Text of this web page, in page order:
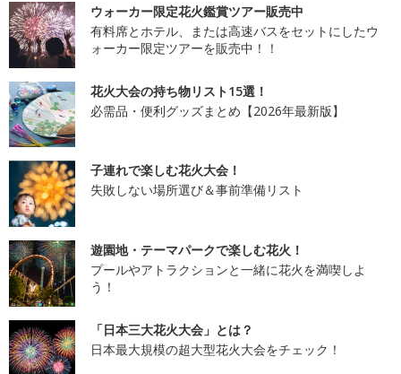
ウォーカー限定花火鑑賞ツアー販売中
有料席とホテル、または高速バスをセットにしたウ
ォーカー限定ツアーを販売中！！
花火大会の持ち物リスト15選！
必需品・便利グッズまとめ【2026年最新版】
子連れで楽しむ花火大会！
失敗しない場所選び＆事前準備リスト
遊園地・テーマパークで楽しむ花火！
プールやアトラクションと一緒に花火を満喫しよ
う！
「日本三大花火大会」とは？
日本最大規模の超大型花火大会をチェック！